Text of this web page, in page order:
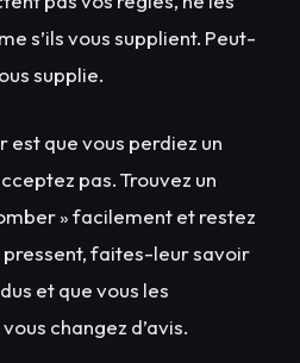
s’ils vous supplient. Peut-
supplie.
est que vous perdiez un
pas. Trouvez un
» facilement et restez
pressent, faites-leur savoir
et que vous les
changez d’avis.